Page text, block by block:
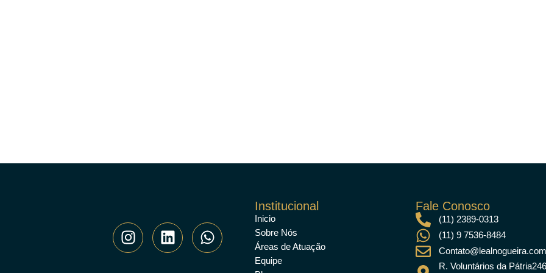
Institucional
Inicio
Sobre Nós
Áreas de Atuação
Equipe
Fale Conosco
(11) 2389-0313
(11) 9 7536-8484
R. Voluntários da